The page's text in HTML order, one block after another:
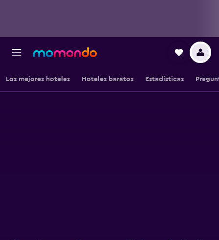
Los mejores hoteles Hoteles baratos Estadísticas